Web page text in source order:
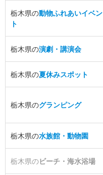
栃木県の動物ふれあいイベン
ト
栃木県の演劇・講演会
栃木県の夏休みスポット
栃木県のグランピング
栃木県の水族館・動物園
栃木県のビーチ・海水浴場